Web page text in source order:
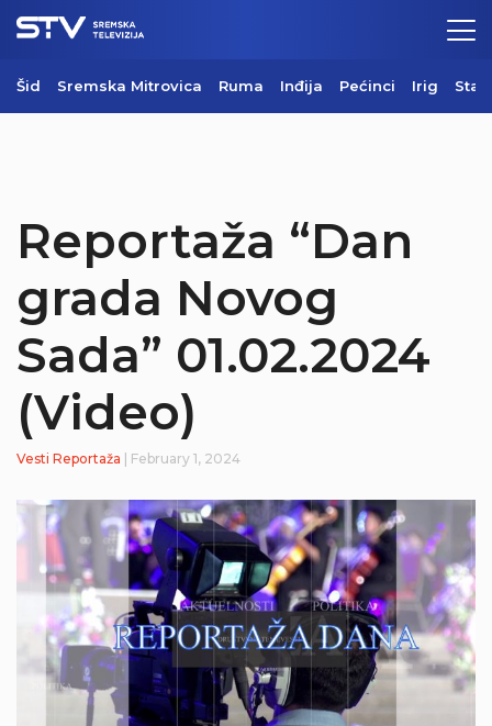
Šid Sremska Mitrovica Ruma Inđija Pećinci Irig
Reportaža “Dan
grada Novog
Sada” 01.02.2024
(Video)
Vesti Reportaža | February 1, 2024